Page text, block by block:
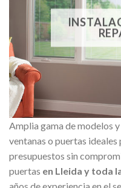
Amplia gama de modelos
ventanas o puertas ideales
presupuestos sin
puertas en Lleida y toda